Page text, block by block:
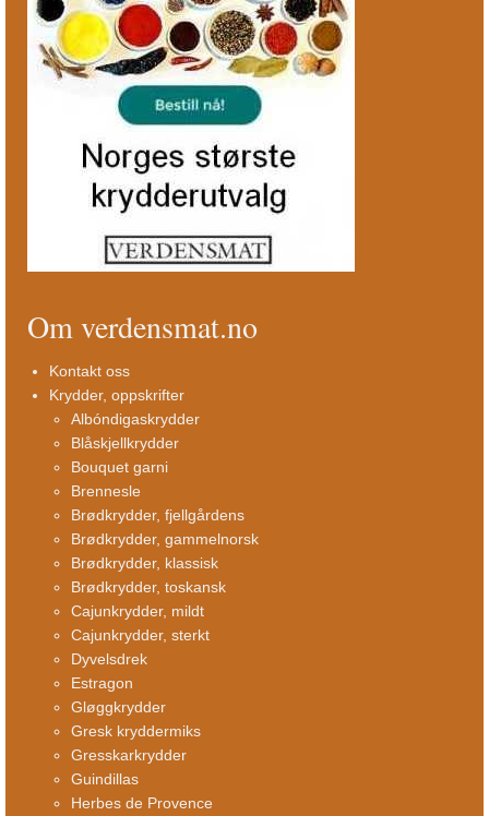
Om verdensmat.no
Kontakt oss
Krydder, oppskrifter
Albóndigaskrydder
Blåskjellkrydder
Bouquet garni
Brennesle
Brødkrydder, fjellgårdens
Brødkrydder, gammelnorsk
Brødkrydder, klassisk
Brødkrydder, toskansk
Cajunkrydder, mildt
Cajunkrydder, sterkt
Dyvelsdrek
Estragon
Gløggkrydder
Gresk kryddermiks
Gresskarkrydder
Guindillas
Herbes de Provence